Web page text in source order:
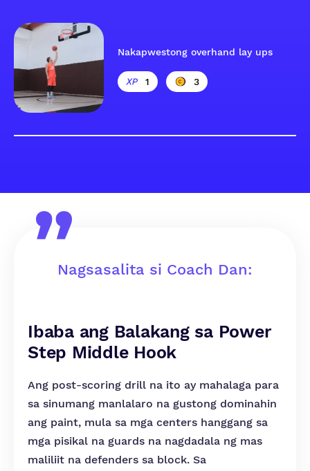
Nakapwestong overhand lay ups
1 3
Nagsasalita si Coach Dan:
Ibaba ang Balakang sa Power
Step Middle Hook
Ang post-scoring drill na ito ay mahalaga para
sa sinumang manlalaro na gustong dominahin
ang paint, mula sa mga centers hanggang sa
mga pisikal na guards na nagdadala ng mas
maliliit na defenders sa block. Sa